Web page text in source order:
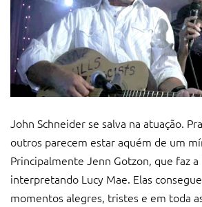
John Schneider se salva na atuação.
outros parecem estar aquém de um
Principalmente Jenn Gotzon, que faz
interpretando Lucy Mae. Elas
momentos alegres, tristes e em toda